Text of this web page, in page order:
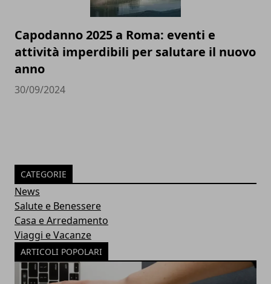
Capodanno 2025 a Roma: eventi e
attività imperdibili per salutare il nuovo
anno
30/09/2024
CATEGORIE
News
Salute e Benessere
Casa e Arredamento
Viaggi e Vacanze
ARTICOLI POPOLARI